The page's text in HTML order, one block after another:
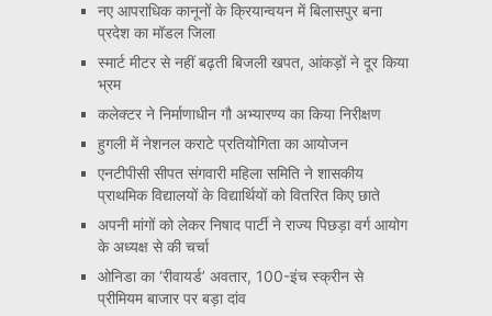
नए आपराधिक कानूनों के क्रियान्वयन में बिलासपुर बना
प्रदेश का मॉडल जिला
स्मार्ट मीटर से नहीं बढ़ती बिजली खपत, आंकड़ों ने दूर किया
भ्रम
कलेक्टर ने निर्माणाधीन गौ अभ्यारण्य का किया निरीक्षण
हुगली में नेशनल कराटे प्रतियोगिता का आयोजन
एनटीपीसी सीपत संगवारी महिला समिति ने शासकीय
प्राथमिक विद्यालयों के विद्यार्थियों को वितरित किए छाते
अपनी मांगों को लेकर निषाद पार्टी ने राज्य पिछड़ा वर्ग आयोग
के अध्यक्ष से की चर्चा
ओनिडा का ‘रीवायर्ड’ अवतार, 100-इंच स्क्रीन से
प्रीमियम बाजार पर बड़ा दांव